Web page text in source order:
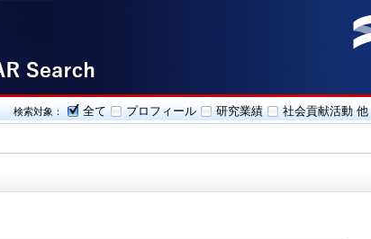
検索対象： 全て プロフィール 研究業績 社会貢献活動 他